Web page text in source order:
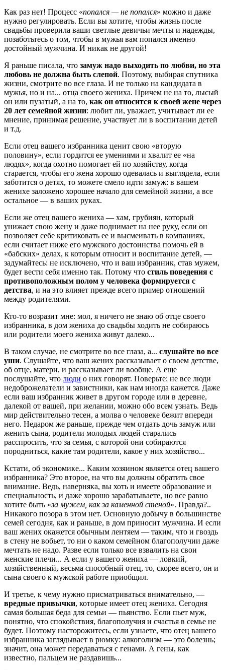
Как раз нет! Процесс «попался — не попался» можно и даже
нужно регулировать. Если вы хотите, чтобы жизнь после
свадьбы проверила ваши светлые девичьи мечты и надежды,
позаботьтесь о том, чтобы в мужья вам попался именно
достойный мужчина. И никак не другой!
Я раньше писала, что замуж надо выходить по любви, но эта
любовь не должна быть слепой. Поэтому, выбирая спутника
жизни, смотрите во все глаза. И не только на кандидата в
мужья, но и на... отца своего жениха. Причем не на то, лысый
он или пузатый, а на то, как он относится к своей жене через
20 лет семейной жизни: любит ли, уважает, учитывает ли ее
мнение, принимая решение, участвует ли в воспитании детей
и т.д.
Если отец вашего избранника ценит свою «вторую
половину», если гордится ее умениями и хвалит ее «на
людях», когда охотно помогает ей по хозяйству, когда
старается, чтобы его жена хорошо одевалась и выглядела, если
заботится о детях, то можете смело идти замуж: в вашем
женихе заложено хорошее начало для семейной жизни, а все
остальное — в ваших руках.
Если же отец вашего жениха — хам, грубиян, который
унижает свою жену и даже поднимает на нее руку, если он
позволяет себе критиковать ее и высмеивать в компаниях,
если считает ниже его мужского достоинства помочь ей в
«бабских» делах, к которым относит и воспитание детей, —
задумайтесь: не исключено, что и ваш избранник, став мужем,
будет вести себя именно так. Потому что стиль поведения с
противоположным полом у человека формируется с
детства, и на это влияет прежде всего пример отношений
между родителями.
Кто-то возразит мне: мол, я ничего не знаю об отце своего
избранника, в дом жениха до свадьбы ходить не собираюсь
или родители моего жениха живут далеко...
В таком случае, не смотрите во все глаза, а... слушайте во все
уши. Слушайте, что ваш жених рассказывает о своем детстве,
об отце, матери, и рассказывает ли вообще. А еще
послушайте, что люди о них говорят. Поверьте: не все люди
недоброжелатели и завистники, как нам иногда кажется. Даже
если ваш избранник живет в другом городе или в деревне,
далекой от вашей, при желании, можно обо всем узнать. Ведь
мир действительно тесен, а молва о человеке бежит впереди
него. Недаром же раньше, прежде чем отдать дочь замуж или
женить сына, родители молодых людей старались
расспросить, что за семья, с которой они собираются
породниться, какие там родители, какое у них хозяйство...
Кстати, об экономике... Каким хозяином является отец вашего
избранника? Это второе, на что вы должны обратить свое
внимание. Ведь, наверняка, вы хоть и имеете образование и
специальность, и даже хорошо зарабатываете, но все равно
хотите быть «за мужем, как за каменной стеной». Правда?..
Никакого позора в этом нет. Основную добычу в большинстве
семей сегодня, как и раньше, в дом приносит мужчина. И если
ваш жених окажется обычным лентяем — таким, что и гвоздь
в стену не вобьет, то ни о каком семейном благополучии даже
мечтать не надо. Разве если только все взвалить на свои
женские плечи... А если у вашего жениха — ловкий,
хозяйственный, весьма способный отец, то, скорее всего, он и
сына своего к мужской работе приобщил.
И третье, к чему нужно присматриваться внимательно, —
вредные привычки, которые имеет отец жениха. Сегодня
самая большая беда для семьи — пьянство. Если пьет муж,
понятно, что спокойствия, благополучия и счастья в семье не
будет. Поэтому насторожитесь, если узнаете, что отец вашего
избранника заглядывает в рюмку: алкоголизм — это болезнь;
значит, она может передаваться с генами. А гены, как
известно, пальцем не раздавишь...